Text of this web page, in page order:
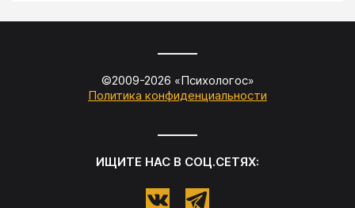
©2009-2026 «Психологос»
Политика конфиденциальности
ИЩИТЕ НАС В СОЦ.СЕТЯХ: